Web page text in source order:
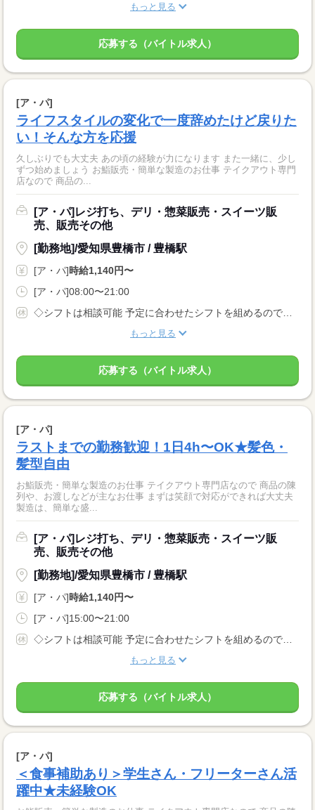
もっと見る
応募する（バイトル求人）
[ア・パ]
ライフスタイルの変化で一度辞めたけど戻りた
い！そんな方を応援
久しぶりでも大丈夫 あの頃の経験が力になります また一緒に、少し
ずつ始めましょう お鮨販売・簡単な製造のお仕事 テイクアウト専門
店なので 商品の...
[ア・パ]レジ打ち、デリ・惣菜販売・スイーツ販
売、販売その他
[勤務地]/愛知県豊橋市 / 豊橋駅
[ア・パ]時給1,140円〜
[ア・パ]08:00〜21:00
もっと見る
応募する（バイトル求人）
[ア・パ]
ラストまでの勤務歓迎！1日4h〜OK★髪色・
髪型自由
お鮨販売・簡単な製造のお仕事 テイクアウト専門店なので 商品の陳
列や、お渡しなどが主なお仕事 まずは笑顔で対応ができれば大丈夫
製造は、簡単な盛...
[ア・パ]レジ打ち、デリ・惣菜販売・スイーツ販
売、販売その他
[勤務地]/愛知県豊橋市 / 豊橋駅
[ア・パ]時給1,140円〜
[ア・パ]15:00〜21:00
もっと見る
応募する（バイトル求人）
[ア・パ]
＜食事補助あり＞学生さん・フリーターさん活
躍中★未経験OK